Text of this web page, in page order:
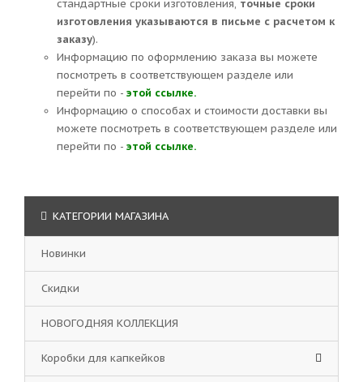
стандартные сроки изготовления, точные сроки
изготовления указываются в письме с расчетом к
заказу).
Информацию по оформлению заказа вы можете
посмотреть в соответствующем разделе или
перейти по - этой ссылке.
Информацию о способах и стоимости доставки вы
можете посмотреть в соответствующем разделе или
перейти по - этой ссылке.
КАТЕГОРИИ МАГАЗИНА
Новинки
Скидки
НОВОГОДНЯЯ КОЛЛЕКЦИЯ
Коробки для капкейков